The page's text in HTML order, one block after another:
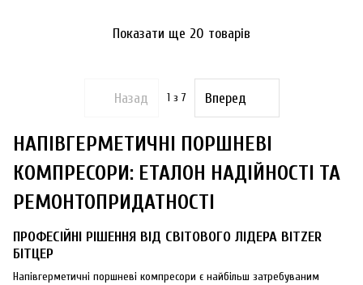
Показати ще 20 товарів
Назад 1 з 7 Вперед
НАПІВГЕРМЕТИЧНІ ПОРШНЕВІ
КОМПРЕСОРИ: ЕТАЛОН НАДІЙНОСТІ ТА
РЕМОНТОПРИДАТНОСТІ
ПРОФЕСІЙНІ РІШЕННЯ ВІД СВІТОВОГО ЛІДЕРА BITZER
БІТЦЕР
Напівгерметичні поршневі компресори є найбільш затребуваним